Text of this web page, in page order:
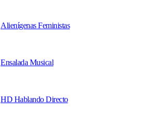
Alienígenas Feministas
Ensalada Musical
HD Hablando Directo